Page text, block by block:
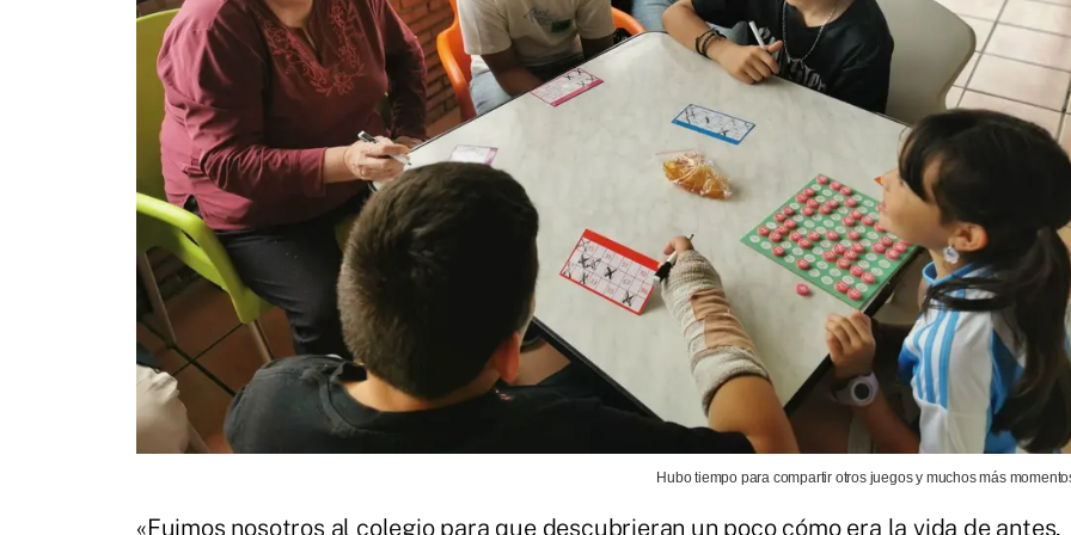
Hubo tiempo para compartir otros juegos y muchos más
«Fuimos nosotros al colegio para que descubrieran un poco cómo era la vida de antes,